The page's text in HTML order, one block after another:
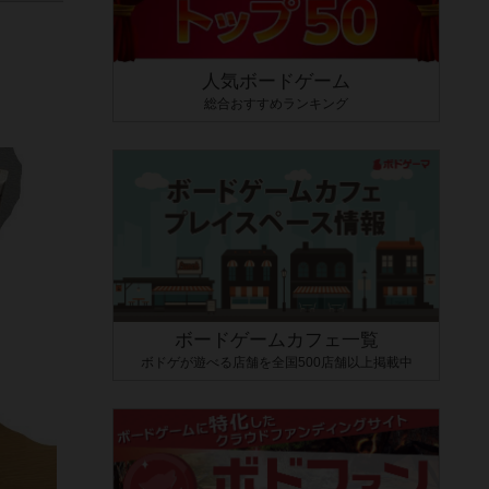
人気ボードゲーム
総合おすすめランキング
ボードゲームカフェ一覧
ボドゲが遊べる店舗を全国500店舗以上掲載中